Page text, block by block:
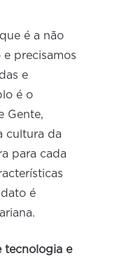
é a não
precisamos
e
é o
Gente,
cultura da
para cada
é
tecnologia e